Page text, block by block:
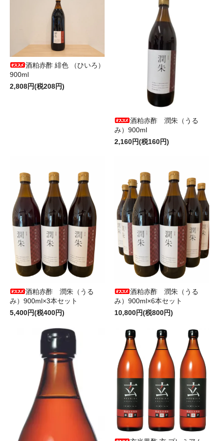
酒粕赤酢 緋色 （ひいろ）
900ml
2,808円(税208円)
酒粕赤酢 潤朱（うる
み）900ml
2,160円(税160円)
酒粕赤酢 潤朱（うる
み）900ml×3本セット
5,400円(税400円)
酒粕赤酢 潤朱（うる
み）900ml×6本セット
10,800円(税800円)